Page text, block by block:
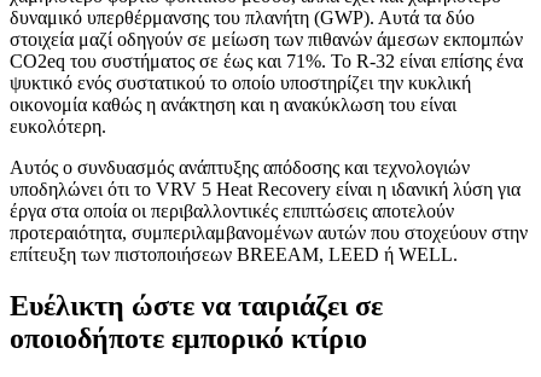
δυναμικό υπερθέρμανσης του πλανήτη (GWP). Αυτά τα δύο
στοιχεία μαζί οδηγούν σε μείωση των πιθανών άμεσων εκπομπών
CO2eq του συστήματος σε έως και 71%. Το R-32 είναι επίσης ένα
ψυκτικό ενός συστατικού το οποίο υποστηρίζει την κυκλική
οικονομία καθώς η ανάκτηση και η ανακύκλωση του είναι
ευκολότερη.
Αυτός ο συνδυασμός ανάπτυξης απόδοσης και τεχνολογιών
υποδηλώνει ότι το VRV 5 Heat Recovery είναι η ιδανική λύση για
έργα στα οποία οι περιβαλλοντικές επιπτώσεις αποτελούν
προτεραιότητα, συμπεριλαμβανομένων αυτών που στοχεύουν στην
επίτευξη των πιστοποιήσεων BREEAM, LEED ή WELL.
Ευέλικτη ώστε να ταιριάζει σε
οποιοδήποτε εμπορικό κτίριο